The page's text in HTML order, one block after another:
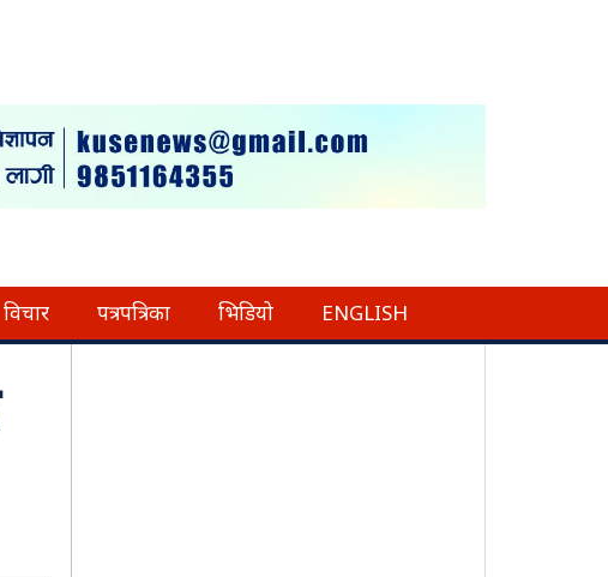
विचार पत्रपत्रिका भिडियो ENGLISH